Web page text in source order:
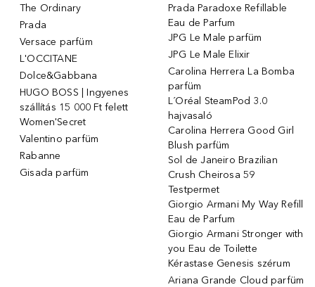
The Ordinary
Prada
Versace parfüm
L'OCCITANE
Dolce&Gabbana
HUGO BOSS | Ingyenes
szállítás 15 000 Ft felett
Women'Secret
Valentino parfüm
Rabanne
Gisada parfüm
Prada Paradoxe Refillable
Eau de Parfum
JPG Le Male parfüm
JPG Le Male Elixir
Carolina Herrera La Bomba
parfüm
L´Oréal SteamPod 3.0
hajvasaló
Carolina Herrera Good Girl
Blush parfüm
Sol de Janeiro Brazilian
Crush Cheirosa 59
Testpermet
Giorgio Armani My Way Refill
Eau de Parfum
Giorgio Armani Stronger with
you Eau de Toilette
Kérastase Genesis szérum
Ariana Grande Cloud parfüm